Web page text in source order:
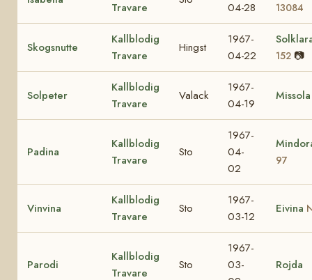
Travare 04-28 13084
Skogsnutte
Kallblodig
Travare
Hingst
1967-
04-22
152 📷
Solpeter
Kallblodig
Travare
Valack
1967-
04-19
Missola
Padina
Kallblodig
Travare
Sto
1967-
04-
02
97
Vinvina
Kallblodig
Travare
Sto
1967-
03-12
Eivina
Parodi
Kallblodig
Travare
Sto
1967-
03-
Rojda